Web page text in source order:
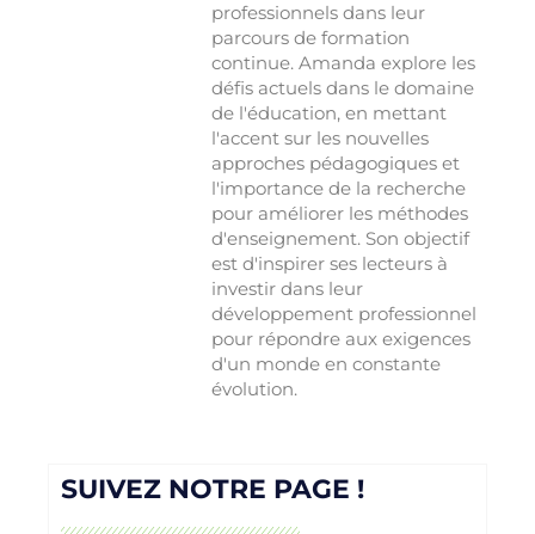
professionnels dans leur
parcours de formation
continue. Amanda explore les
défis actuels dans le domaine
de l'éducation, en mettant
l'accent sur les nouvelles
approches pédagogiques et
l'importance de la recherche
pour améliorer les méthodes
d'enseignement. Son objectif
est d'inspirer ses lecteurs à
investir dans leur
développement professionnel
pour répondre aux exigences
d'un monde en constante
évolution.
SUIVEZ NOTRE PAGE !